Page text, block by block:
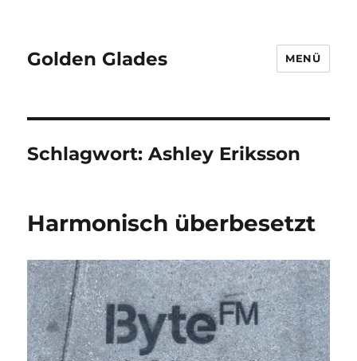
Golden Glades MENÜ
Schlagwort:Ashley Eriksson
Harmonisch überbesetzt